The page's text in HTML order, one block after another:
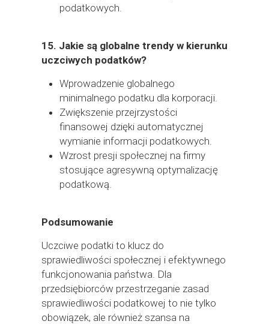
podatkowych.
15. Jakie są globalne trendy w kierunku
uczciwych podatków?
Wprowadzenie globalnego
minimalnego podatku dla korporacji.
Zwiększenie przejrzystości
finansowej dzięki automatycznej
wymianie informacji podatkowych.
Wzrost presji społecznej na firmy
stosujące agresywną optymalizację
podatkową.
Podsumowanie
Uczciwe podatki to klucz do
sprawiedliwości społecznej i efektywnego
funkcjonowania państwa. Dla
przedsiębiorców przestrzeganie zasad
sprawiedliwości podatkowej to nie tylko
obowiązek, ale również szansa na